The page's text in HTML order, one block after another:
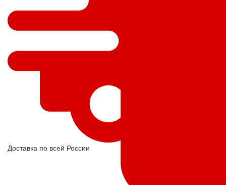
Доставка по всей России